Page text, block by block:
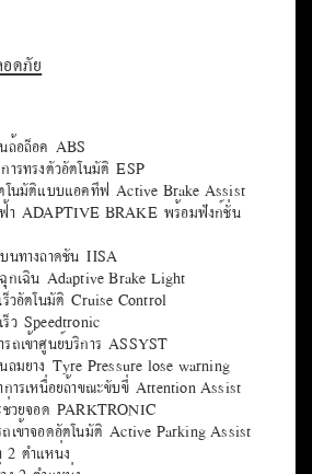
ดภัย
ล้อล็อค ABS
ารทรงตัวอัตโนมัติ ESP
โนมัติแบบแอคทีฟ Active Brake Assist
า ADAPTIVE BRAKE พร้อมฟังก์ชั่น
นทางลาดชัน HSA
กเฉิน Adaptive Brake Light
ร็วอัตโนมัติ Cruise Control
ว Speedtronic
ถเข้าศูนย์บริการ ASSYST
ลมยาง Tyre Pressure lose warning
การเหนื่อยล้าขณะขับขี่ Attention Assist
ช่วยจอด PARKTRONIC
ถเข้าจอดอัตโนมัติ Active Parking Assist
2 ตำแหน่ง